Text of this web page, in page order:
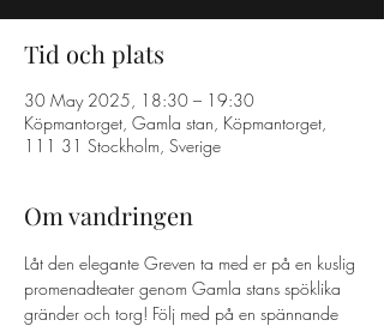
Tid och plats
30 May 2025, 18:30 – 19:30
Köpmantorget, Gamla stan, Köpmantorget,
111 31 Stockholm, Sverige
Om vandringen
Låt den elegante Greven ta med er på en kuslig
promenadteater genom Gamla stans spöklika
gränder och torg! Följ med på en spännande